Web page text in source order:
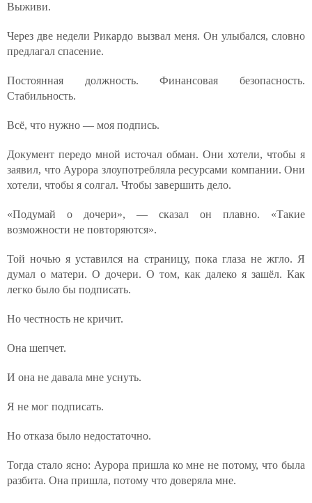
Выживи.
Через две недели Рикардо вызвал меня. Он улыбался, словно
предлагал спасение.
Постоянная должность. Финансовая безопасность.
Стабильность.
Всё, что нужно — моя подпись.
Документ передо мной источал обман. Они хотели, чтобы я
заявил, что Аурора злоупотребляла ресурсами компании. Они
хотели, чтобы я солгал. Чтобы завершить дело.
«Подумай о дочери», — сказал он плавно. «Такие
возможности не повторяются».
Той ночью я уставился на страницу, пока глаза не жгло. Я
думал о матери. О дочери. О том, как далеко я зашёл. Как
легко было бы подписать.
Но честность не кричит.
Она шепчет.
И она не давала мне уснуть.
Я не мог подписать.
Но отказа было недостаточно.
Тогда стало ясно: Аурора пришла ко мне не потому, что была
разбита. Она пришла, потому что доверяла мне.